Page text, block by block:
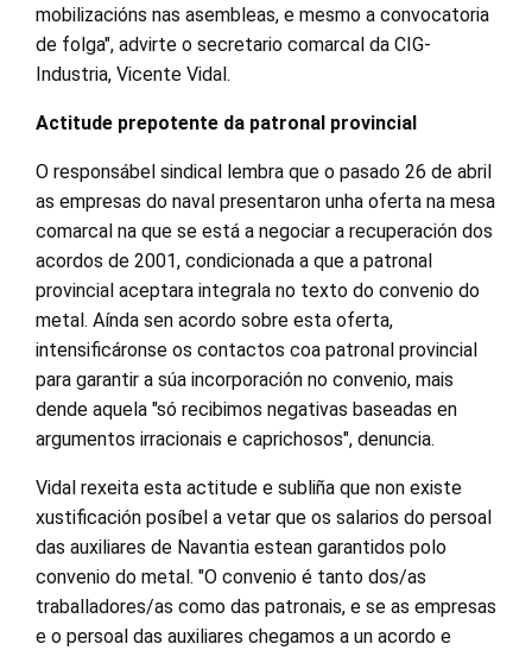
mobilizacións nas asembleas, e mesmo a convocatoria
de folga", advirte o secretario comarcal da CIG-
Industria, Vicente Vidal.
Actitude prepotente da patronal provincial
O responsábel sindical lembra que o pasado 26 de abril
as empresas do naval presentaron unha oferta na mesa
comarcal na que se está a negociar a recuperación dos
acordos de 2001, condicionada a que a patronal
provincial aceptara integrala no texto do convenio do
metal. Aínda sen acordo sobre esta oferta,
intensificáronse os contactos coa patronal provincial
para garantir a súa incorporación no convenio, mais
dende aquela "só recibimos negativas baseadas en
argumentos irracionais e caprichosos", denuncia.
Vidal rexeita esta actitude e subliña que non existe
xustificación posíbel a vetar que os salarios do persoal
das auxiliares de Navantia estean garantidos polo
convenio do metal. "O convenio é tanto dos/as
traballadores/as como das patronais, e se as empresas
e o persoal das auxiliares chegamos a un acordo e